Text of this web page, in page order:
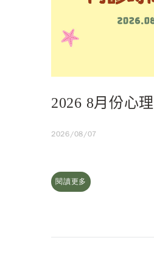
2026 8月份心
2026/08/07
閱讀更多